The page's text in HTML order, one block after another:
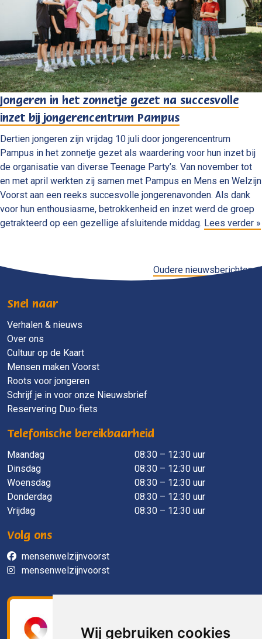
Wij gebruiken cookies
Jongeren in het zonnetje gezet na succesvolle
inzet bij jongerencentrum Pampus
Dertien jongeren zijn vrijdag 10 juli door jongerencentrum
Pampus in het zonnetje gezet als waardering voor hun inzet bij
de organisatie van diverse Teenage Party’s. Van november tot
en met april werkten zij samen met Pampus en Mens en Welzijn
Voorst aan een reeks succesvolle jongerenavonden. Als dank
voor hun enthousiasme, betrokkenheid en inzet werd de groep
getrakteerd op een gezellige afsluitende middag. Lees verder »
Oudere nieuwsberichten »
Snel naar
Verhalen & nieuws
Over ons
Cultuur op de Kaart
Mensen maken Voorst
Roots voor jongeren
Schrijf je in voor onze Nieuwsbrief
Reservering Duo-fiets
Telefonische bereikbaarheid
Maandag
​ 08:30 – 12:30 uur
Dinsdag
08:30 – 12:30 uur
Woensdag
08:30 – 12:30 uur
Donderdag
08:30 – 12:30 uur
Vrijdag
08:30 – 12:30 uur
Volg ons
mensenwelzijnvoorst
mensenwelzijnvoorst